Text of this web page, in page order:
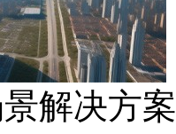
解决方案